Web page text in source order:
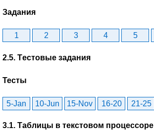
Задания
1 2 3 4 5
2.5. Tестовые задания
Тесты
5-Jan 10-Jun 15-Nov 16-20 21-25
3.1. Таблицы в текстовом процессоре